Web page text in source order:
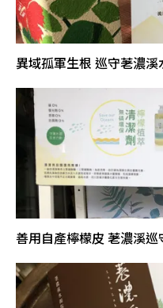
異域孤軍生根 巡守荖濃
善用自產檸檬皮 荖濃溪